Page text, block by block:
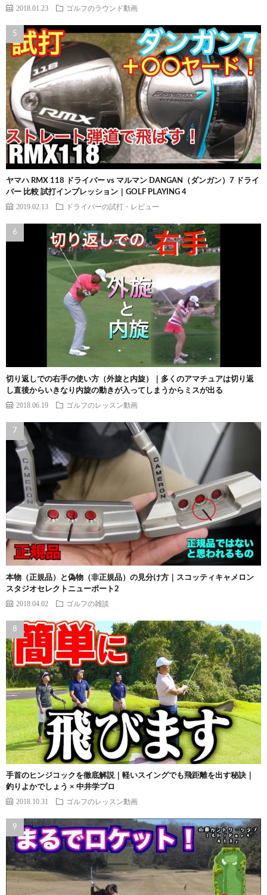
2018.01.23 ゴルフのラウンド動画
ヤマハ RMX 118 ドライバー vs マルマン DANGAN（ダンガン）7 ドライ
バー 比較 試打インプレッション｜GOLF PLAYING 4
2019.02.13 ドライバーの試打・レビュー
切り返しでの右手の使い方（外旋と内旋）｜多くのアマチュアは切り返
し直後からいきなり内旋の動きが入ってしまうからミスが出る
2018.06.19 ゴルフのレッスン動画
本物（正規品）と偽物（非正規品）の見分け方｜スコッティキャメロン
スタジオセレクトニューポート2
2018.04.02 ゴルフの雑談
手首のヒンジコックを徹底解説｜軽いスイングでも飛距離を出す秘訣｜
釣りよかでしょう × 中井学プロ
2018.10.31 ゴルフのレッスン動画